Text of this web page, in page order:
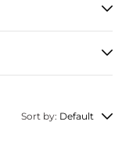
Sort by: Default